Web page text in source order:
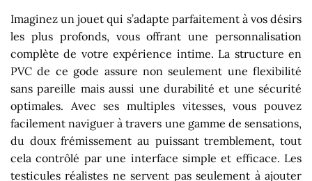
Imaginez un jouet qui s’adapte parfaitement à vos désirs
les plus profonds, vous offrant une personnalisation
complète de votre expérience intime. La structure en
PVC de ce gode assure non seulement une flexibilité
sans pareille mais aussi une durabilité et une sécurité
optimales. Avec ses multiples vitesses, vous pouvez
facilement naviguer à travers une gamme de sensations,
du doux frémissement au puissant tremblement, tout
cela contrôlé par une interface simple et efficace. Les
testicules réalistes ne servent pas seulement à ajouter